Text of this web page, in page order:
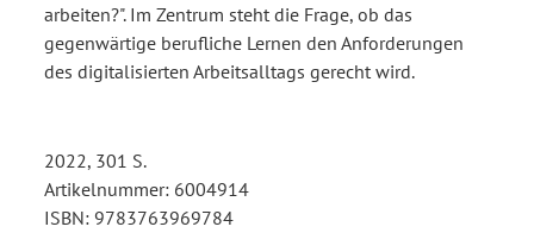
arbeiten?". Im Zentrum steht die Frage, ob das
gegenwärtige berufliche Lernen den Anforderungen
des digitalisierten Arbeitsalltags gerecht wird.
2022, 301 S.
Artikelnummer: 6004914
ISBN: 9783763969784